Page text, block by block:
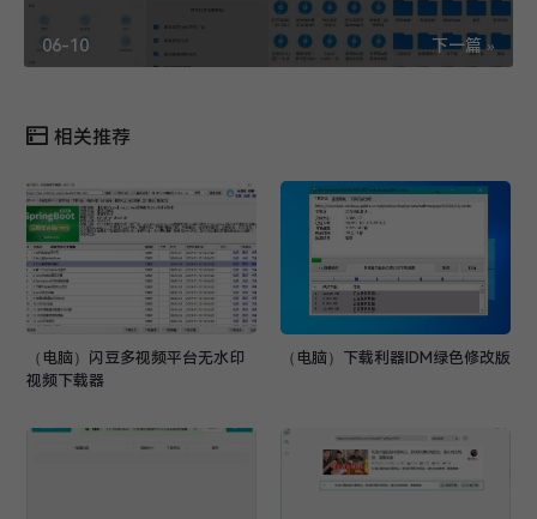
下一篇 »
06-10
相关推荐
（电脑）闪豆多视频平台无水印
视频下载器
（电脑）下载利器IDM绿色修改版